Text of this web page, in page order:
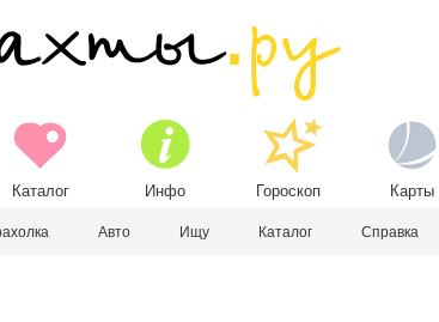
Каталог Инфо Гороскоп Карты
Авто Ищу Каталог Справка